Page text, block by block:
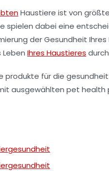
Haustiere ist von
spielen dabei eine
der Gesundheit Ihres
Leben Ihres Haustieres